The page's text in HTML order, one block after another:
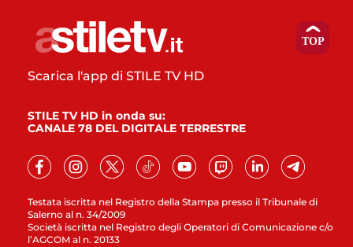
Testata iscritta nel Registro della Stampa presso il Tribunale di
Salerno al n. 34/2009
Società iscritta nel Registro degli Operatori di Comunicazione c/o
l’AGCOM al n. 20133
Scarica l'app di STILE TV HD
STILE TV HD in onda su:
CANALE 78 DEL DIGITALE TERRESTRE